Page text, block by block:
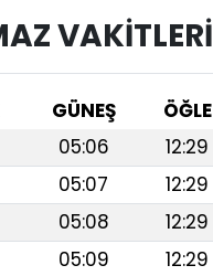
VAKITLERI
GÜNEŞ ÖĞLE
05:06 12:29
05:07 12:29
05:08 12:29
05:09 12:29